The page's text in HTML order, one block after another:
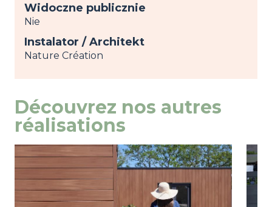
Widoczne publicznie
Nie
Instalator / Architekt
Nature Création
Découvrez nos autres
réalisations
Image
przeglądaj